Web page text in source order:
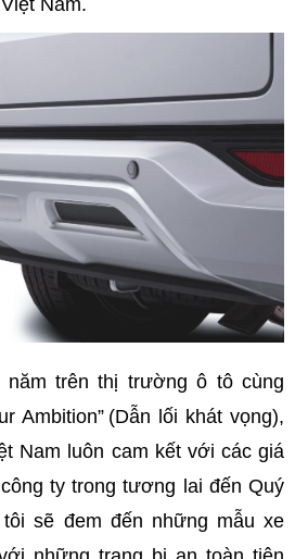
Nam.
năm trên thị trường ô tô cùng
Ambition” (Dẫn lối khát vọng),
Nam luôn cam kết với các giá
ty trong tương lai đến Quý
tôi sẽ đem đến những mẫu xe